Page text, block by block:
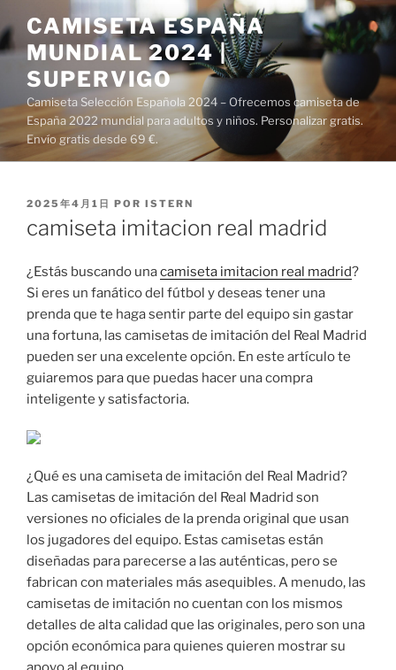
al
contenido
CAMISETA ESPAÑA
MUNDIAL 2024 |
SUPERVIGO
Camiseta Selección Española 2024 – Ofrecemos camiseta de
España 2022 mundial para adultos y niños. Personalizar gratis.
Envío gratis desde 69 €.
PUBLICADO
2025年4月1日 POR ISTERN
camiseta imitacion real madrid
¿Estás buscando unacamiseta imitacion real madrid?
Si eres un fanático del fútbol y deseas tener una
prenda que te haga sentir parte del equipo sin gastar
una fortuna, las camisetas de imitación del Real Madrid
pueden ser una excelente opción. En este artículo te
guiaremos para que puedas hacer una compra
inteligente y satisfactoria.
¿Qué es una camiseta de imitación del Real Madrid?
Las camisetas de imitación del Real Madrid son
versiones no oficiales de la prenda original que usan
los jugadores del equipo. Estas camisetas están
diseñadas para parecerse a las auténticas, pero se
fabrican con materiales más asequibles. A menudo, las
camisetas de imitación no cuentan con los mismos
detalles de alta calidad que las originales, pero son una
opción económica para quienes quieren mostrar su